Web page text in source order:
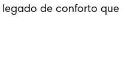
de conforto que